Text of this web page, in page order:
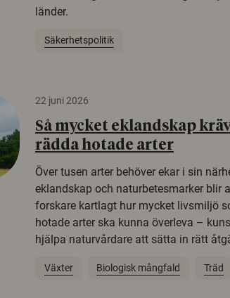
länder.
Säkerhetspolitik
22 juni 2026
Så mycket eklandskap
rädda hotade arter
Över tusen arter behöver ekar i sin
eklandskap och naturbetesmarker blir
forskare kartlagt hur mycket livsmiljö
hotade arter ska kunna överleva –
hjälpa naturvårdare att sätta in rätt
Växter Biologisk mångfald Träd